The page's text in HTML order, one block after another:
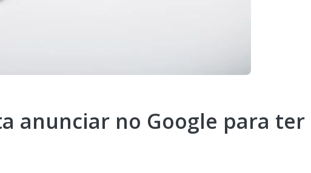
anunciar no Google para ter